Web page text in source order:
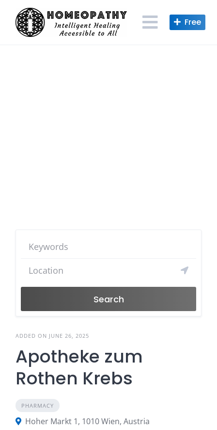
content
Search
ADDED ON JUNE 26, 2025
Apotheke zum
Rothen Krebs
PHARMACY
Hoher Markt 1, 1010 Wien, Austria